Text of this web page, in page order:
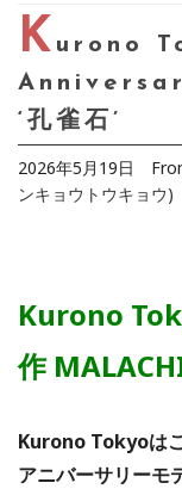
K urono
‘孔雀石’
2026年5月19日
ンキョウトウキョウ)
Kurono
作
Kurono Tokyoは
アニバーサリーモ